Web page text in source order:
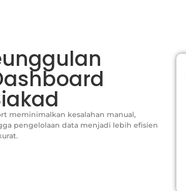
meminimalkan kesalahan manual,
pengelolaan data menjadi lebih efisien